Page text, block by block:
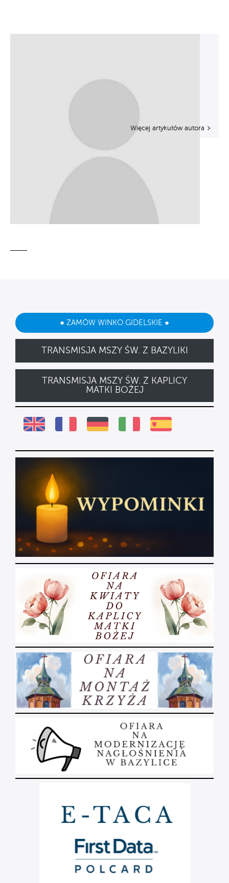
Więcej artykułów autora
● ZAMÓW WINKO GIDELSKIE ●
TRANSMISJA MSZY ŚW. Z BAZYLIKI
TRANSMISJA MSZY ŚW. Z KAPLICY
MATKI BOŻEJ